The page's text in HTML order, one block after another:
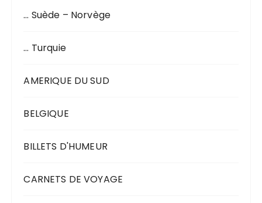
… Suède – Norvège
… Turquie
AMERIQUE DU SUD
BELGIQUE
BILLETS D'HUMEUR
CARNETS DE VOYAGE